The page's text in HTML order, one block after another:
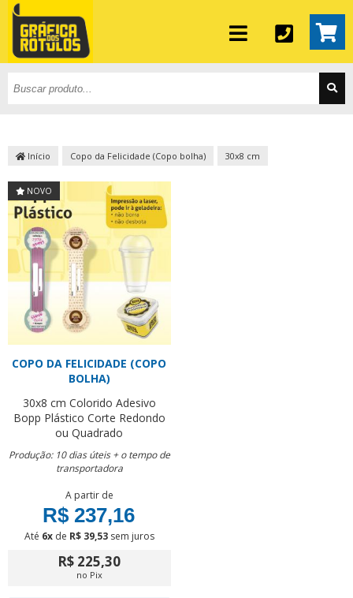
Início Copo da Felicidade (Copo bolha) 30x8 cm
NOVO
COPO DA FELICIDADE (COPO
BOLHA)
30x8 cm Colorido Adesivo
Bopp Plástico Corte Redondo
ou Quadrado
Produção: 10 dias úteis + o tempo de
transportadora
A partir de
R$ 237,16
Até 6xde R$ 39,53sem juros
R$ 225,30
no Pix